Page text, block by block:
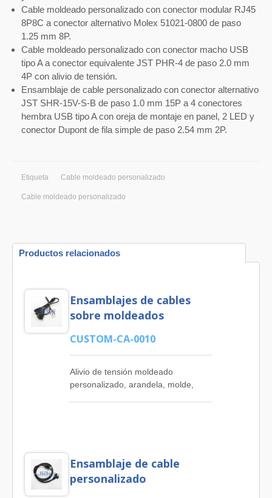
Cable moldeado personalizado con conector modular RJ45
8P8C a conector alternativo Molex 51021-0800 de paso
1.25 mm 8P.
Cable moldeado personalizado con conector macho USB
tipo A a conector equivalente JST PHR-4 de paso 2.0 mm
4P con alivio de tensión.
Ensamblaje de cable personalizado con conector alternativo
JST SHR-15V-S-B de paso 1.0 mm 15P a 4 conectores
hembra USB tipo A con oreja de montaje en panel, 2 LED y
conector Dupont de fila simple de paso 2.54 mm 2P.
Etiqueta Cable moldeado personalizado
Cable moldeado personalizado
Productos relacionados
Ensamblajes de cables
sobre moldeados
CUSTOM-CA-0010
Alivio de tensión moldeado
personalizado, arandela, molde,
clientes una amplia selección de
productos de ensamblaje de cables
personalizados, incluyendo
Ensamblaje de cable
personalizado